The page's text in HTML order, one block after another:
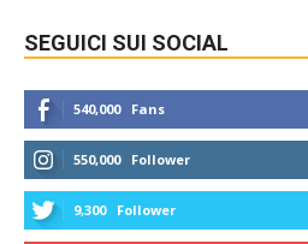
SEGUICI SUI SOCIAL
540,000 Fans
550,000 Follower
9,300 Follower